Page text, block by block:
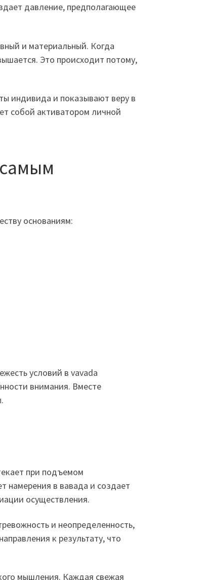
давление, предполагающее
и материальный. Когда
Это происходит потому,
индивида и показывают веру в
собой активатором личной
основаниям:
условий в vavada
внимания. Вместе
при подъемом
намерения в вавада и создает
осуществления.
и неопределенность,
к результату, что
мышления. Каждая свежая